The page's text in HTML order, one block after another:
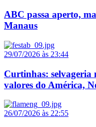
ABC passa aperto,
Manaus
29/07/2026 às 23:44
Curtinhas: selvageria
valores do América,
26/07/2026 às 22:55